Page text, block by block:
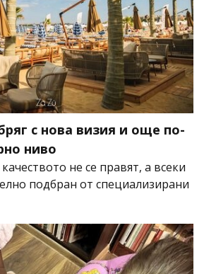
с нова визия и още по-
ниво
не се правят, а всеки
подбран от специализирани